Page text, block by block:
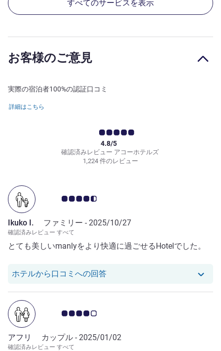
すべてのサービスを表示
お客様のご意見
実際の宿泊者100%の認証口コミ
詳細はこちら
確認済みレビュー アコーホテルズ
4.8/5
1,224 件のレビュー
お客さまの声 4.5/5
Ikuko I. ファミリー - 2025/10/27
確認済みレビュー すべて
とても美しいmanlyをより快適に過ごせるHotelでした。
ホテルから口コミへの回答Ikuko I. さんのレビューへのホ
お客さまの声 4.0/5
アフリ カップル - 2025/01/02
確認済みレビュー すべて